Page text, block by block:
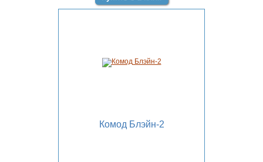
Комод Блэйн-2